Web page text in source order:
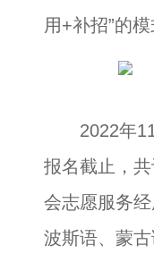
用+补招”的
2022年11
报名截止，
会志愿服务
波斯语、蒙